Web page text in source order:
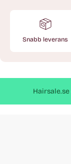
Snabb leverans
produkt
Hairsale.se